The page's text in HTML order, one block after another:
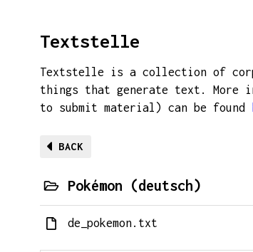
Textstelle
Textstelle is a collection of
things that generate text. More
to submit material) can be found
BACK
Pokémon (deutsch)
de_pokemon.txt